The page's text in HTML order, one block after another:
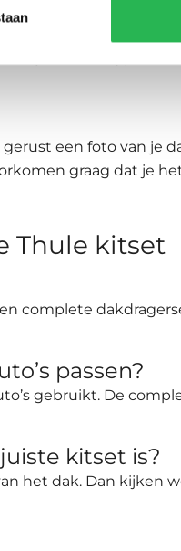
een foto van je
graag dat je
Thule kitset
complete
passen?
gebruikt. De
kitset is?
het dak. Dan kijken